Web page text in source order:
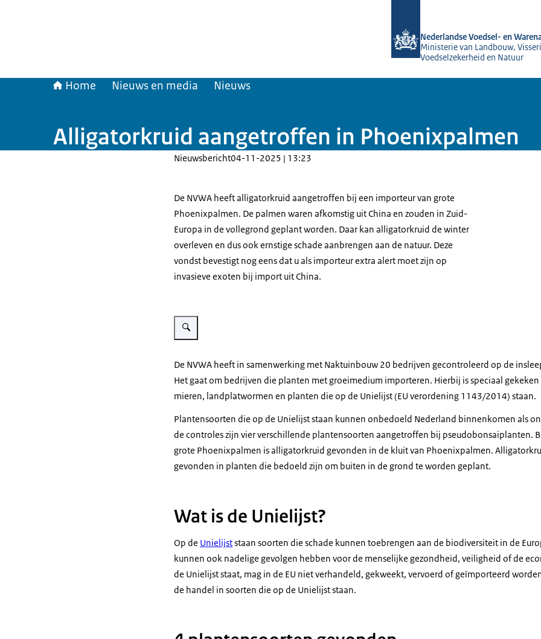
Nederlandse Voedsel- en
Ministerie van Landbouw,
Voedselzekerheid en Natuur
Home Nieuws en media Nieuws
Alligatorkruid aangetroffen in Phoenixpalmen
Nieuwsbericht04-11-2025 | 13:23
De NVWA heeft alligatorkruid aangetroffen bij een importeur van grote
Phoenixpalmen. De palmen waren afkomstig uit China en zouden in Zuid-
Europa in de vollegrond geplant worden. Daar kan alligatorkruid de winter
overleven en dus ook ernstige schade aanbrengen aan de natuur. Deze
vondst bevestigt nog eens dat u als importeur extra alert moet zijn op
invasieve exoten bij import uit China.
Vergroot afbeelding Alligatorkruid
De NVWA heeft in samenwerking met Naktuinbouw 20 bedrijven gecontroleerd op de
Het gaat om bedrijven die planten met groeimedium importeren. Hierbij is speciaal
mieren, landplatwormen en planten die op de Unielijst (EU verordening 1143/2014) staan.
Plantensoorten die op de Unielijst staan kunnen onbedoeld Nederland binnenkomen als
de controles zijn vier verschillende plantensoorten aangetroffen bij pseudobonsaiplanten.
grote Phoenixpalmen is alligatorkruid gevonden in de kluit van Phoenixpalmen.
gevonden in planten die bedoeld zijn om buiten in de grond te worden geplant.
Wat is de Unielijst?
Op de Unielijststaan soorten die schade kunnen toebrengen aan de biodiversiteit in de
kunnen ook nadelige gevolgen hebben voor de menselijke gezondheid, veiligheid of de
de Unielijst staat, mag in de EU niet verhandeld, gekweekt, vervoerd of geïmporteerd
de handel in soorten die op de Unielijst staan.